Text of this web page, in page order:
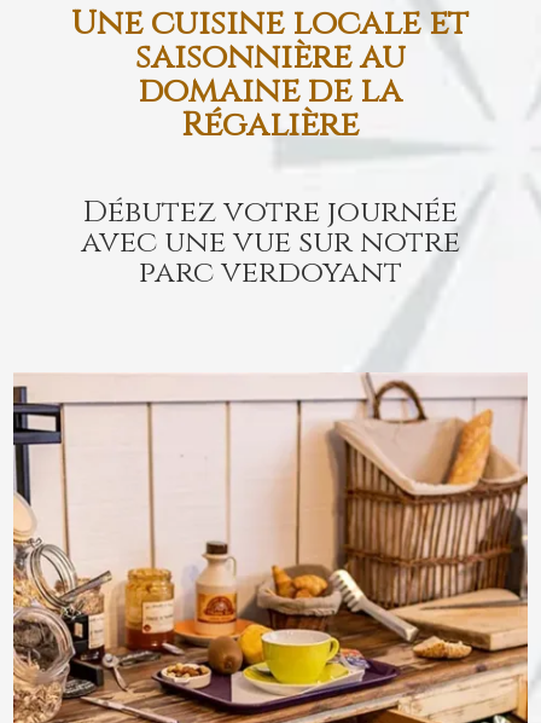
Une cuisine locale et
saisonnière au
domaine de la
Régalière
Débutez votre journée
avec une vue sur notre
parc verdoyant